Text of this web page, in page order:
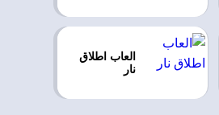
العاب اطلاق
نار